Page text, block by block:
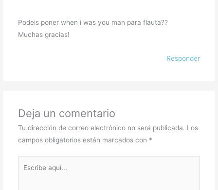
Podeis poner when i was you man para flauta??
Muchas gracias!
Responder
Deja un comentario
Tu dirección de correo electrónico no será publicada. Los
campos obligatorios están marcados con *